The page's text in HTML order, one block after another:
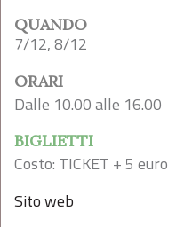
QUANDO
7/12, 8/12
ORARI
Dalle 10.00 alle 16.00
BIGLIETTI
Costo: TICKET + 5 euro
Sito web